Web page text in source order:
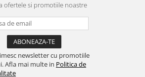
ofertele si promotiile noastre
newsletter cu promotiile
Afla mai multe in Politica de